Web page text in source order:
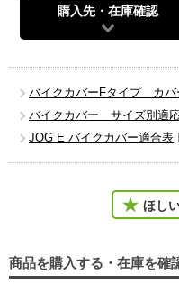
購入先・在庫確認
バイクカバーFタイプ カバ
バイクカバー サイズ別適
JOG E バイクカバー適合表
ほし
商品を購入する・在庫を確